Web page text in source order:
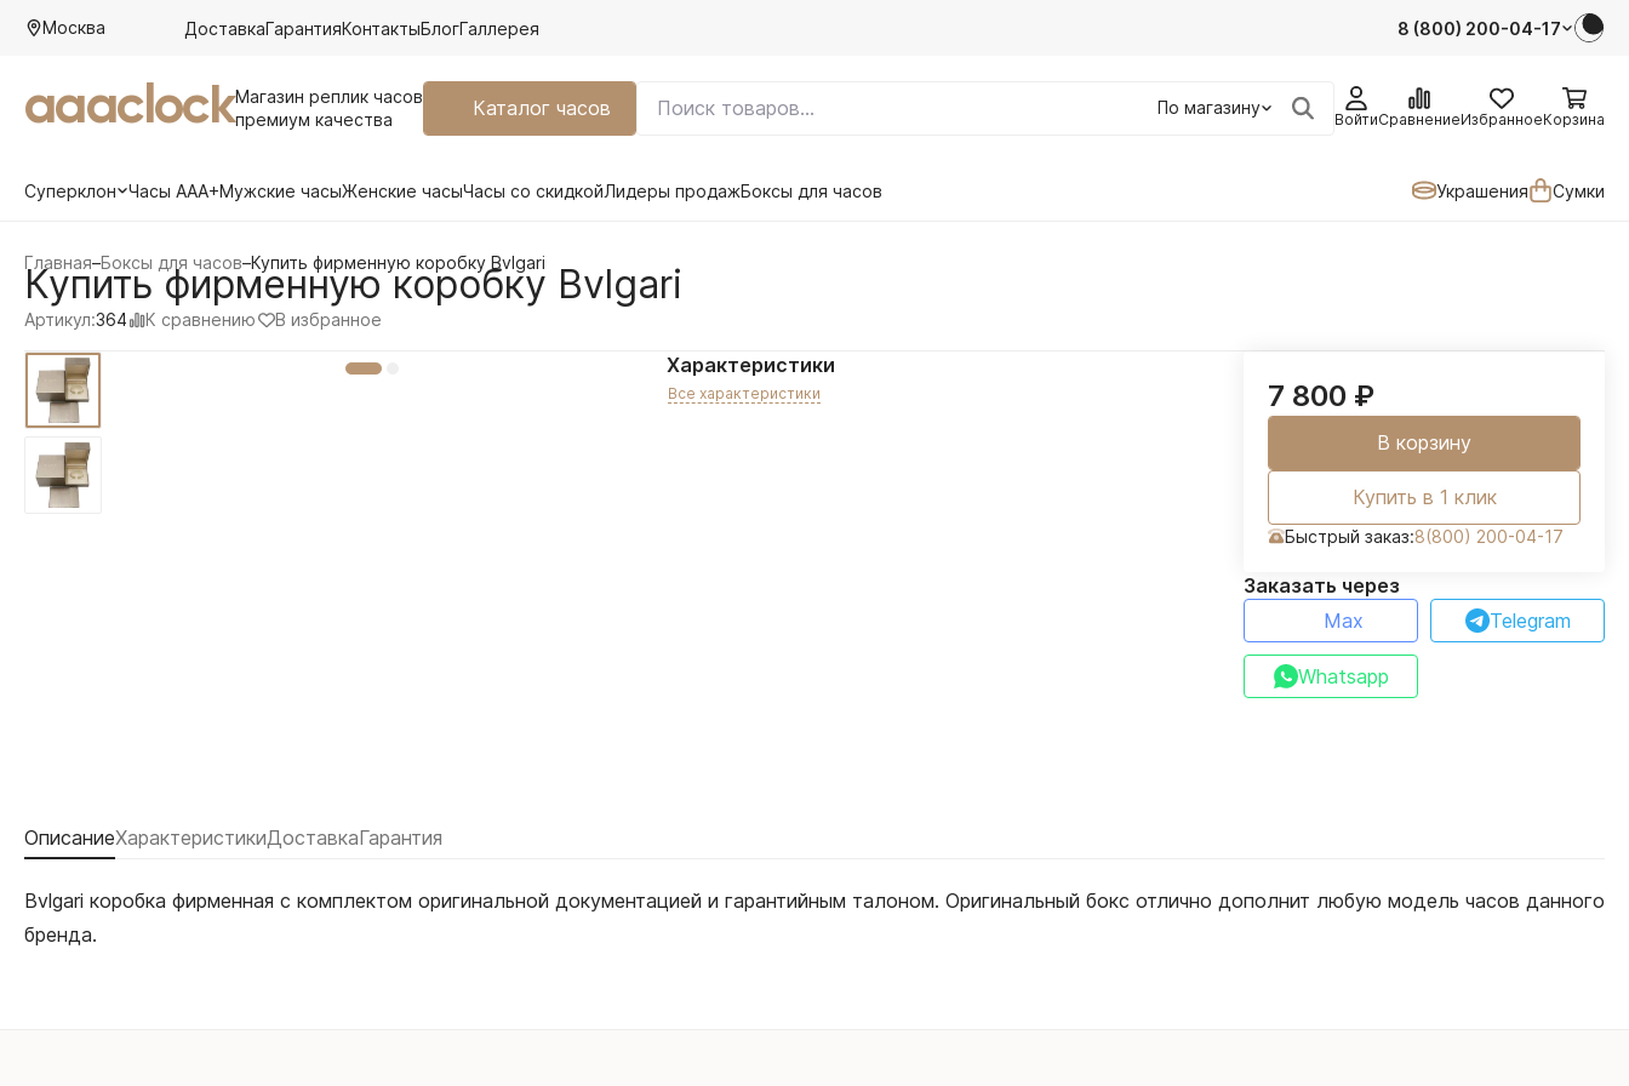
Москва ДоставкаГарантияКонтактыБлогГаллерея 8 (800) 200-04-17
aaaclockМагазин реплик часов
премиум качества
Каталог часов По магазину
ВойтиСравнениеИзбранноеКорзина
Суперклон Часы AAA+Мужские часыЖенские часыЧасы со скидкойЛидеры продажБоксы для часов Украшения Сумки
Главная–Боксы для часов–Купить фирменную коробку Bvlgari
Купить фирменную коробку Bvlgari
Артикул:364 К сравнению В избранное
Характеристики
Все характеристики 7 800 ₽
В корзину
Купить в 1 клик
Быстрый заказ:8(800) 200-04-17
Заказать через
Max
Telegram
Whatsapp
ОписаниеХарактеристикиДоставкаГарантия
Bvlgari коробка фирменная с комплектом оригинальной документацией и гарантийным талоном. Оригинальный бокс отлично дополнит любую модель часов данного
бренда.